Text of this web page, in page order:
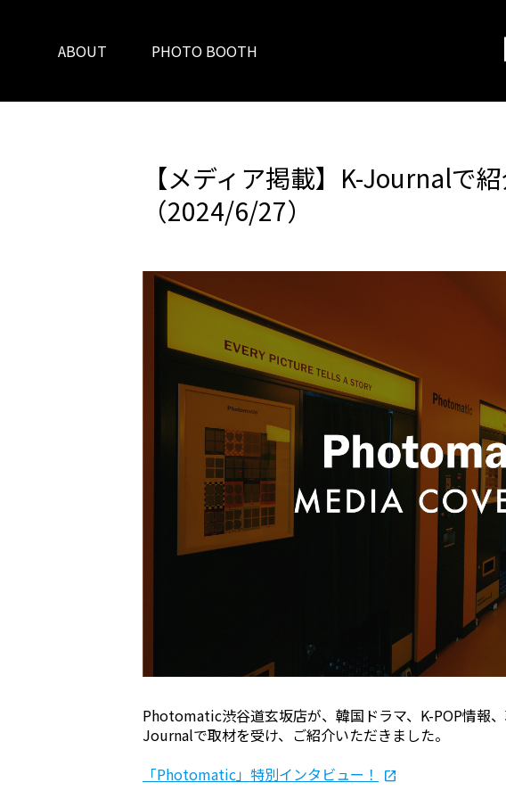
ABOUT PHOTO BOOTH
【メディア掲載】K-Journalで
（2024/6/27）
Photomatic渋谷道玄坂店が、韓国ドラマ、K-POP情報
Journalで取材を受け、ご紹介いただきました。
「Photomatic」特別インタビュー！